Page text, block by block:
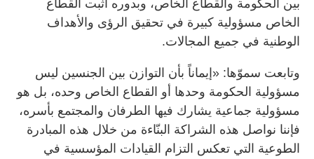
بين الحكومة والقطاع الخاص، وبدوره أثبت القطاع
الخاص مسؤولية كبيرة في تحقيق الرؤى والأهداف
الوطنية في جميع المجالات.
وتابعت سموّها: «إيماناً بأن التوازن بين الجنسين ليس
مسؤولية الحكومة وحدها أو القطاع الخاص وحده، بل هو
مسؤولية جماعية يشارك فيها الطرفان والمجتمع بأسره،
فإننا نواصل هذه الشراكة البنّاءة من خلال هذه المبادرة
الطوعية التي تعكس التزام القيادات المؤسسية في